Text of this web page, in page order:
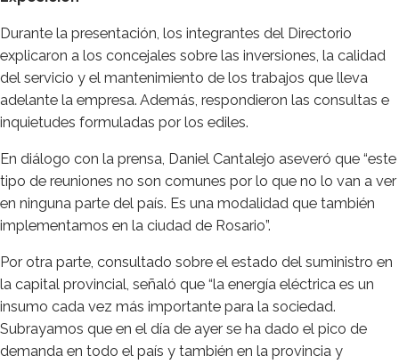
Durante la presentación, los integrantes del Directorio
explicaron a los concejales sobre las inversiones, la calidad
del servicio y el mantenimiento de los trabajos que lleva
adelante la empresa. Además, respondieron las consultas e
inquietudes formuladas por los ediles.
En diálogo con la prensa, Daniel Cantalejo aseveró que “este
tipo de reuniones no son comunes por lo que no lo van a ver
en ninguna parte del país. Es una modalidad que también
implementamos en la ciudad de Rosario”.
Por otra parte, consultado sobre el estado del suministro en
la capital provincial, señaló que “la energía eléctrica es un
insumo cada vez más importante para la sociedad.
Subrayamos que en el día de ayer se ha dado el pico de
demanda en todo el país y también en la provincia y